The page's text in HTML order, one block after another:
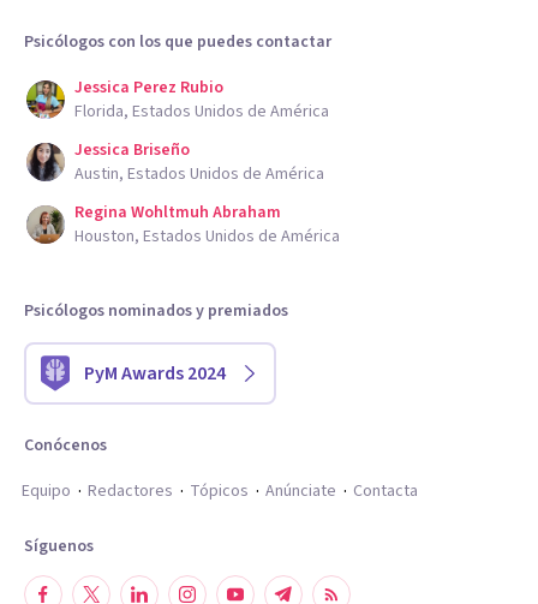
Psicólogos con los que puedes contactar
Jessica Perez Rubio
Florida, Estados Unidos de América
Jessica Briseño
Austin, Estados Unidos de América
Regina Wohltmuh Abraham
Houston, Estados Unidos de América
Psicólogos nominados y premiados
PyM Awards 2024
Conócenos
Equipo
Redactores Tópicos Anúnciate Contacta
Síguenos